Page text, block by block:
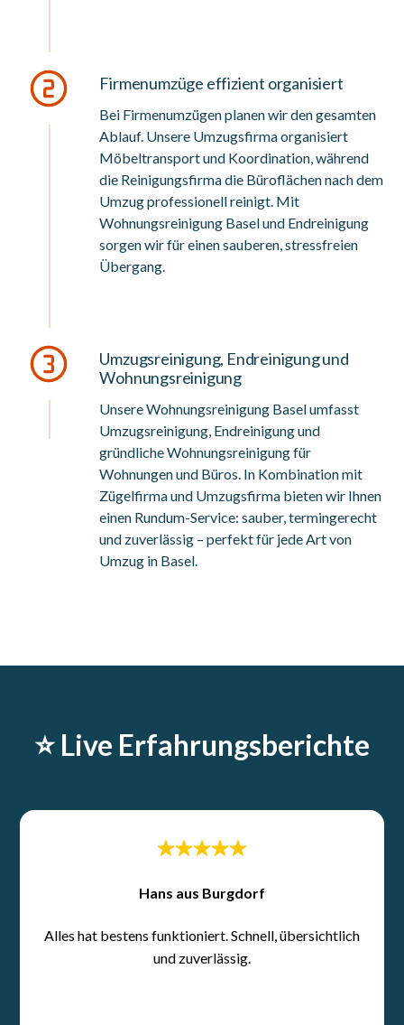
Firmenumzüge effizient organisiert
Bei Firmenumzügen planen wir den gesamten
Ablauf. Unsere Umzugsfirma organisiert
Möbeltransport und Koordination, während
die Reinigungsfirma die Büroflächen nach dem
Umzug professionell reinigt. Mit
Wohnungsreinigung Basel und Endreinigung
sorgen wir für einen sauberen, stressfreien
Übergang.
Umzugsreinigung, Endreinigung und
Wohnungsreinigung
Unsere Wohnungsreinigung Basel umfasst
Umzugsreinigung, Endreinigung und
gründliche Wohnungsreinigung für
Wohnungen und Büros. In Kombination mit
Zügelfirma und Umzugsfirma bieten wir Ihnen
einen Rundum-Service: sauber, termingerecht
und zuverlässig – perfekt für jede Art von
Umzug in Basel.
⭐️ Live Erfahrungsberichte